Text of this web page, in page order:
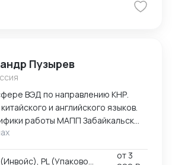
Пузырев
ВЭД по направлению КНР.
языков.
работы МАПП Забайкальск
от 3